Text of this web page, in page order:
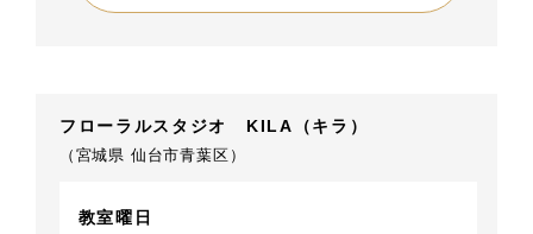
フローラルスタジオ KILA（キラ）
（宮城県 仙台市青葉区）
教室曜日